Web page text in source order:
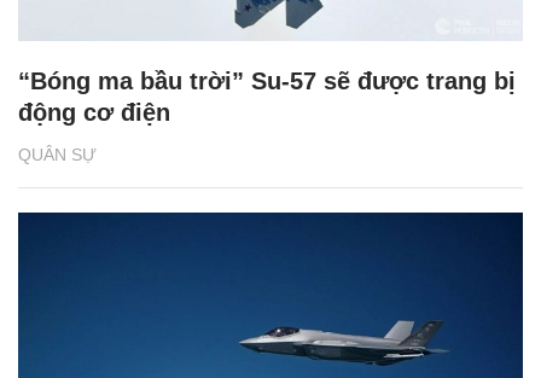
QUÂN SỰ
“Bóng ma bầu trời” Su-57 sẽ được trang bị
động cơ điện